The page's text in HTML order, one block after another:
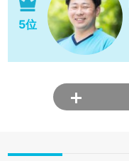
5位